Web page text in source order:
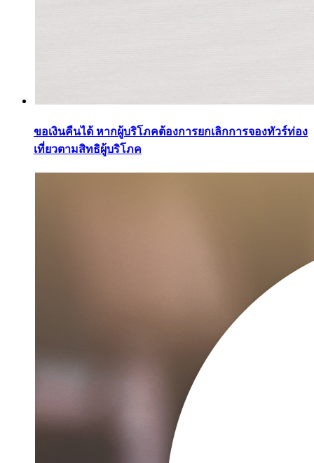
ขอเงินคืนได้ หากผู้บริโภคต้องการยกเลิกการจองทัวร์ท่อง
เที่ยวตามสิทธิผู้บริโภค